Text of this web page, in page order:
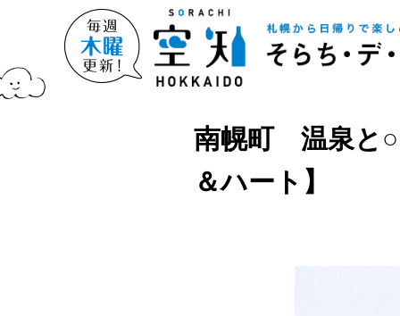
南幌町 温泉と
＆ハート】